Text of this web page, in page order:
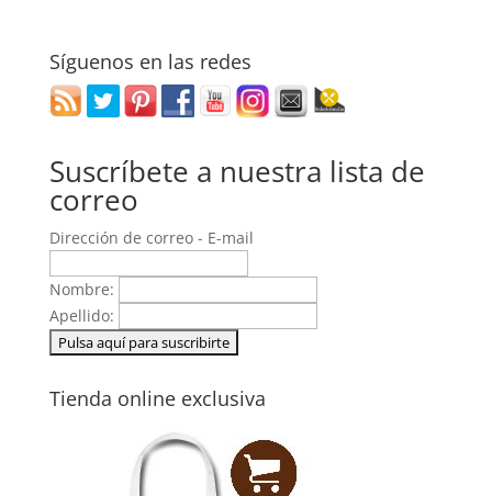
Síguenos en las redes
Suscríbete a nuestra lista de
correo
Dirección de correo - E-mail
Nombre:
Apellido:
Tienda online exclusiva